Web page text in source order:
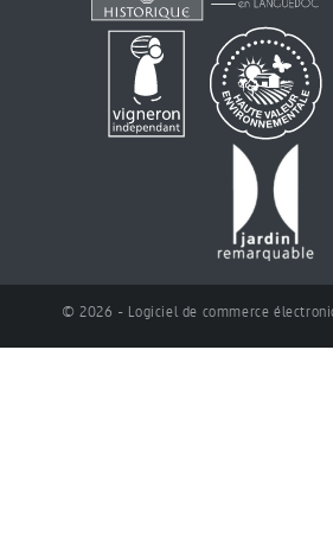
© 2026 - Logiciel de commerce